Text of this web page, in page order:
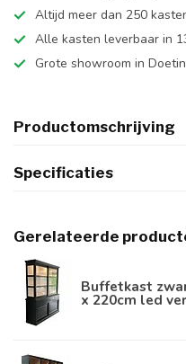
Altijd meer dan 250
Alle kasten leverbaar in
Grote showroom in
Productomschrijving
Specificaties
Gerelateerde
Buffetkast
x 220cm led